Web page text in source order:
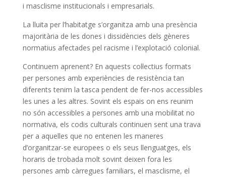
i masclisme institucionals i empresarials.
La lluita per l’habitatge s’organitza amb una presència
majoritària de les dones i dissidències dels gèneres
normatius afectades pel racisme i l’explotació colonial.
Continuem aprenent? En aquests col·lectius formats
per persones amb experiències de resistència tan
diferents tenim la tasca pendent de fer-nos accessibles
les unes a les altres. Sovint els espais on ens reunim
no són accessibles a persones amb una mobilitat no
normativa, els codis culturals continuen sent una trava
per a aquelles que no entenen les maneres
d’organitzar-se europees o els seus llenguatges, els
horaris de trobada molt sovint deixen fora les
persones amb càrregues familiars, el masclisme, el